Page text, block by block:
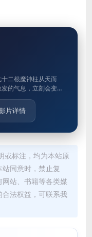
二根魔神柱从天而
的气息，立刻会变异
暗年代。随后，人类
挡魔族…
片详情
或标注，均为本站原
同意时，禁止复
站、书籍等各类媒
法权益，可联系我